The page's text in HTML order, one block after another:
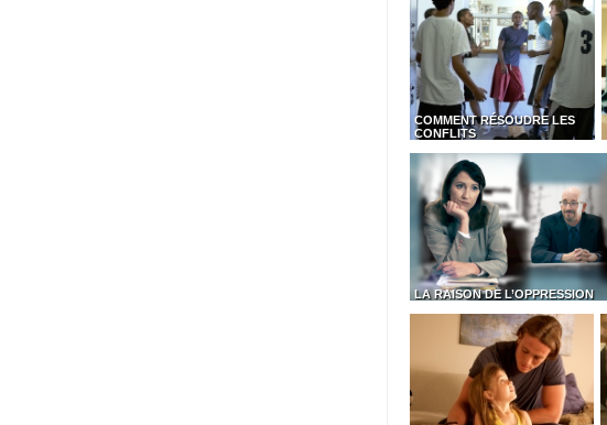
COMMENT RÉSOUDRE LES
CONFLITS
LA RAISON DE L’OPPRESSION